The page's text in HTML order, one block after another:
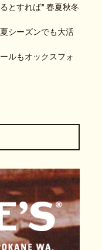
とすれば” 春夏秋冬
シーズンでも大活
ルもオックスフォ